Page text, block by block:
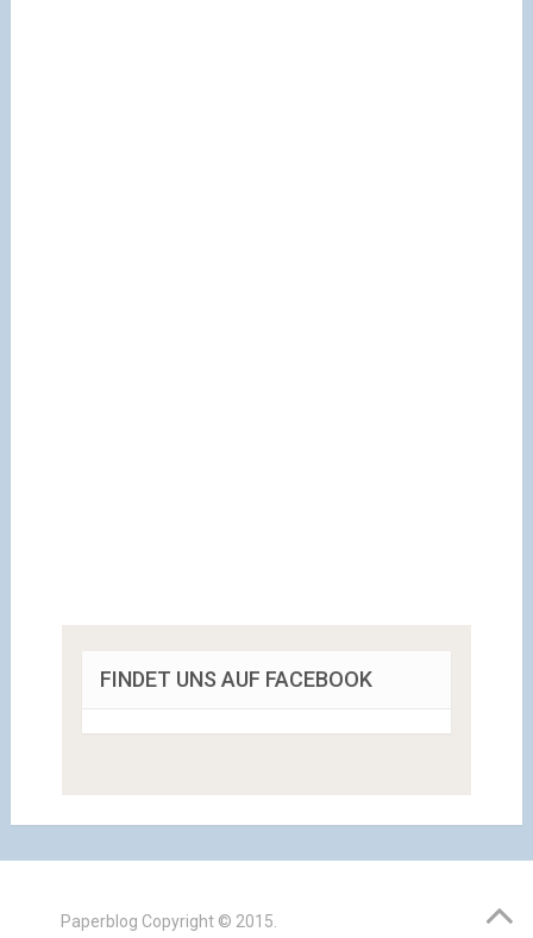
FINDET UNS AUF FACEBOOK
Paperblog Copyright © 2015.